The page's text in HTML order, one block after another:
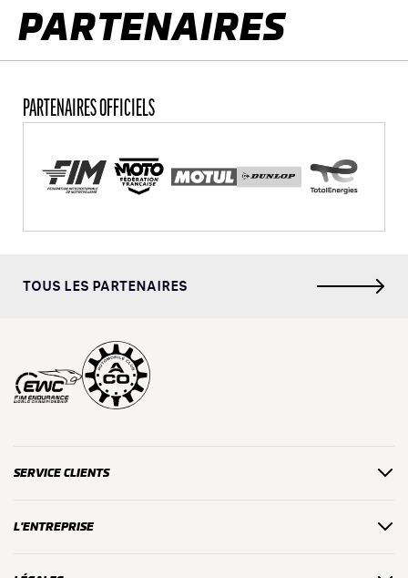
PARTENAIRES
PARTENAIRES OFFICIELS
TOUS LES PARTENAIRES
SERVICE CLIENTS
L'ENTREPRISE